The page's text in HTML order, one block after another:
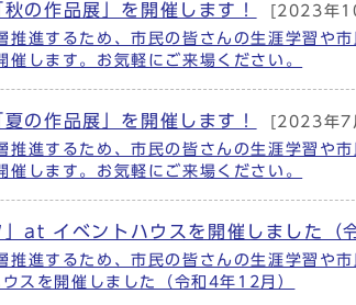
の作品展」を開催します！
[2023年
推進するため、市民の皆さんの生涯学習や
します。お気軽にご来場ください。
の作品展」を開催します！
[2023年7
推進するため、市民の皆さんの生涯学習や
します。お気軽にご来場ください。
」at イベントハウスを開催しました（
推進するため、市民の皆さんの生涯学習や
スを開催しました（令和4年12月）